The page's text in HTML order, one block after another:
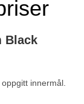
Black
innermål.